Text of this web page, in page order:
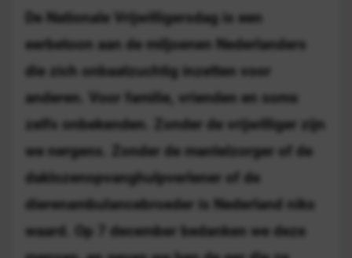
De Nationale Vrijwilligersdag is een
eerbetoon aan de miljoenen Nederlanders
die zich onbaatzuchtig inzetten voor
anderen. Voor familie, vrienden en soms
zelfs onbekenden. Zonder de vrijwilliger zijn
we nergens. Zonder de mantelzorger of de
daklozenopvanghulpverlener of de
dierenambulancebroeder is Nederland niks
waard. Op 7 december bedanken we deze